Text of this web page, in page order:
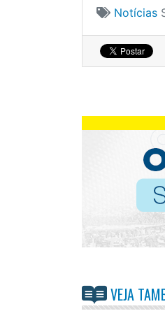
Notícias
VEJA